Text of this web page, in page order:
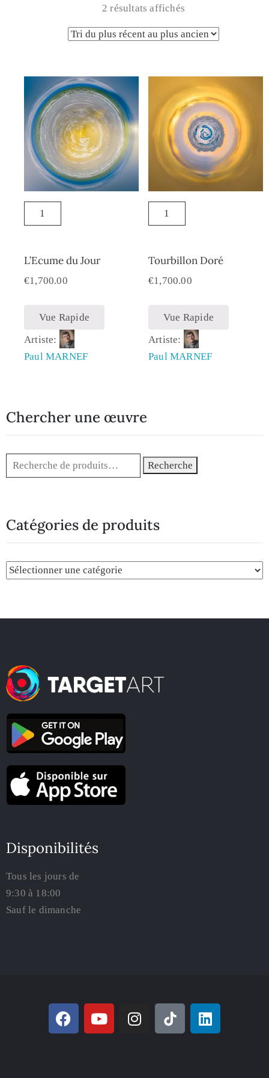
2 résultats affichés
L’Ecume du Jour
€1,700.00
Vue Rapide
Artiste:
Paul MARNEF
Tourbillon Doré
€1,700.00
Vue Rapide
Artiste:
Paul MARNEF
Chercher une œuvre
Recherche
Catégories de produits
Disponibilités
Tous les jours de
9:30 à 18:00
Sauf le dimanche